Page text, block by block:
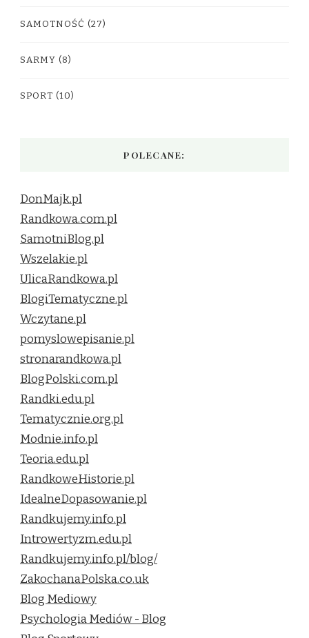
SAMOTNOŚĆ (27)
SARMY (8)
SPORT (10)
POLECANE:
DonMajk.pl
Randkowa.com.pl
SamotniBlog.pl
Wszelakie.pl
UlicaRandkowa.pl
BlogiTematyczne.pl
Wczytane.pl
pomyslowepisanie.pl
stronarandkowa.pl
BlogPolski.com.pl
Randki.edu.pl
Tematycznie.org.pl
Modnie.info.pl
Teoria.edu.pl
RandkoweHistorie.pl
IdealneDopasowanie.pl
Randkujemy.info.pl
Introwertyzm.edu.pl
Randkujemy.info.pl/blog/
ZakochanaPolska.co.uk
Blog Mediowy
Psychologia Mediów - Blog